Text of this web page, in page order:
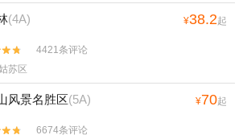
园+太湖西山玄旸山庄
+苏州静思园酒店+太仓
艺DIY+张家港梦幻海洋
园+张家港初见香草园
风景区+周庄江南堂客栈
+太湖雪蚕桑文化园+白
物世界+华谊兄弟电影世
(4A) ¥38.2起
4421条评论
苏区
风景名胜区(5A) ¥70起
6674条评论